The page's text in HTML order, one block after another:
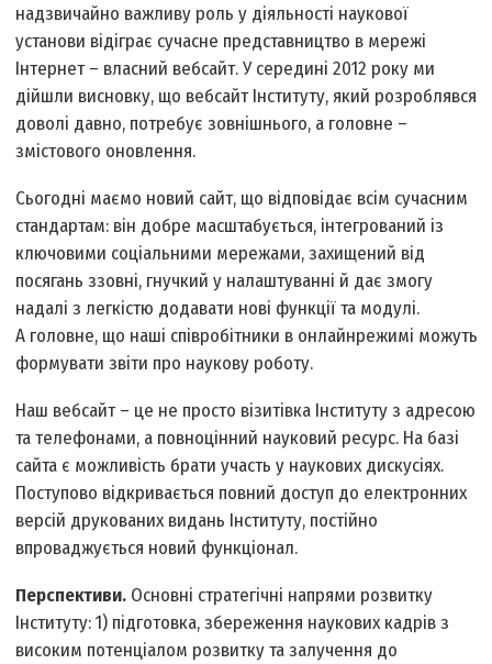
надзвичайно важливу роль у діяльності наукової
установи відіграє сучасне представництво в мережі
Інтернет – власний веб­сайт. У середині 2012 року ми
дійшли висновку, що веб­сайт Інституту, який розроблявся
доволі давно, потребує зовнішнього, а головне –
змістового оновлення.
Сьогодні маємо новий сайт, що відповідає всім сучасним
стандартам: він добре масштабується, інтегрований із
ключовими соціальними мережами, захищений від
посягань ззовні, гнучкий у налаштуванні й дає змогу
надалі з легкістю додавати нові функції та модулі.
А головне, що наші співробітники в онлайн­режимі можуть
формувати звіти про наукову роботу.
Наш веб­сайт – це не просто візитівка Інституту з адресою
та телефонами, а повноцінний науковий ресурс. На базі
сайта є можливість брати участь у наукових дискусіях.
Поступово відкривається повний доступ до електронних
версій друкованих видань Інституту, постійно
впроваджується новий функціонал.
Перспективи. Основні стратегічні напрями розвитку
Інституту: 1) підготовка, збереження наукових кадрів з
високим потенціалом розвитку та залучення до